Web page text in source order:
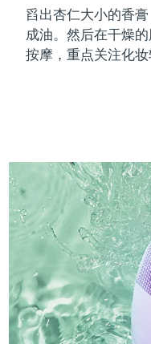
舀出杏仁大小的香
成油。然后在干燥
按摩，重点关注化妆